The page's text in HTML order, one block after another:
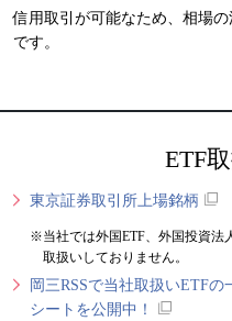
信用取引が可能なため、相場
です。
ETF
東京証券取引所上場銘柄
当社では外国ETF、外国投資
取扱いしておりません。
岡三RSSで当社取扱いETF
シートを公開中！